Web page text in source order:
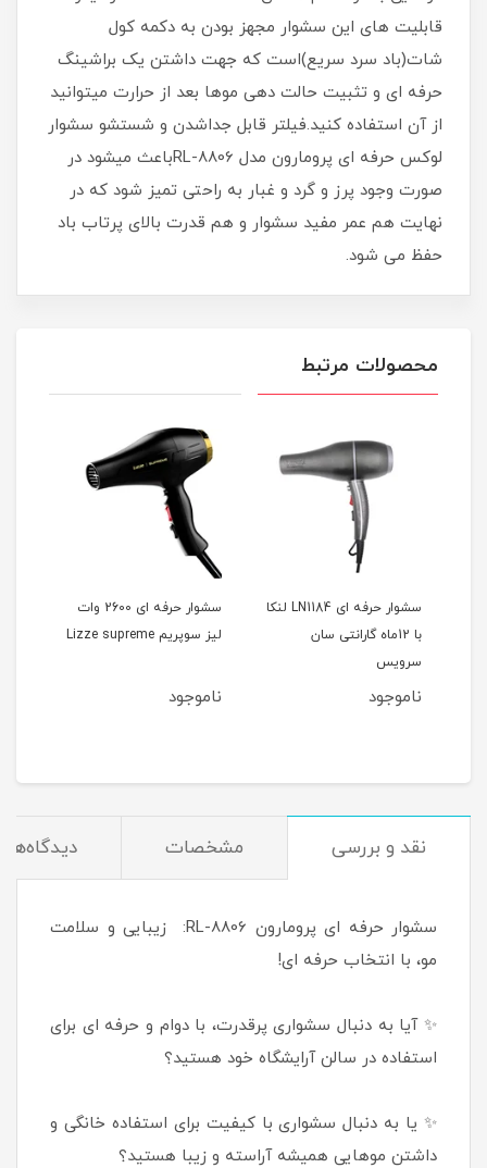
قابلیت های این سشوار مجهز بودن به دکمه کول
شات(باد سرد سریع)است که جهت داشتن یک براشینگ
حرفه ای و تثبیت حالت دهی موها بعد از حرارت میتوانید
از آن استفاده کنید.فیلتر قابل جداشدن و شستشو سشوار
لوکس حرفه ای پرومارون مدل RL-8806باعث میشود در
صورت وجود پرز و گرد و غبار به راحتی تمیز شود که در
نهایت هم عمر مفید سشوار و هم قدرت بالای پرتاب باد
حفظ می شود.
محصولات مرتبط
سشوار حرفه ای LN1184 لنکا
با 12ماه گارانتی سان
سرویس
ناموجود
سشوار حرفه ای 2600 وات
لیز سوپریم Lizze supreme
ناموجود
نقد و بررسی مشخصات دیدگاه‌ها
سشوار حرفه ای پرومارون RL-8806: زیبایی و سلامت
مو، با انتخاب حرفه ای!
✨ آیا به دنبال سشواری پرقدرت، با دوام و حرفه ای برای
استفاده در سالن آرایشگاه خود هستید؟
✨ یا به دنبال سشواری با کیفیت برای استفاده خانگی و
داشتن موهایی همیشه آراسته و زیبا هستید؟